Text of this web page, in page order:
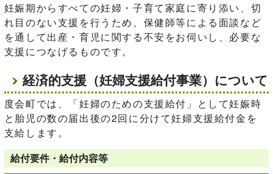
妊娠期からすべての妊婦・子育て家庭に寄り添い、切
れ目のない支援を行うため、保健師等による面談など
を通して出産・育児に関する不安をお伺いし、必要な
支援につなげるものです。
経済的支援（妊婦支援給付事業）について
度会町では、「妊婦のための支援給付」として妊娠時
と胎児の数の届出後の2回に分けて妊婦支援給付金を
支給します。
給付要件・給付内容等